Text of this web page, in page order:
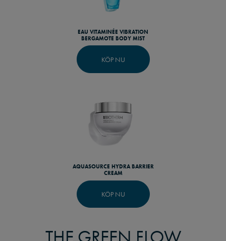
EAU VITAMINÉE VIBRATION
BERGAMOTE BODY MIST
KÖP NU
AQUASOURCE HYDRA BARRIER
CREAM
KÖP NU